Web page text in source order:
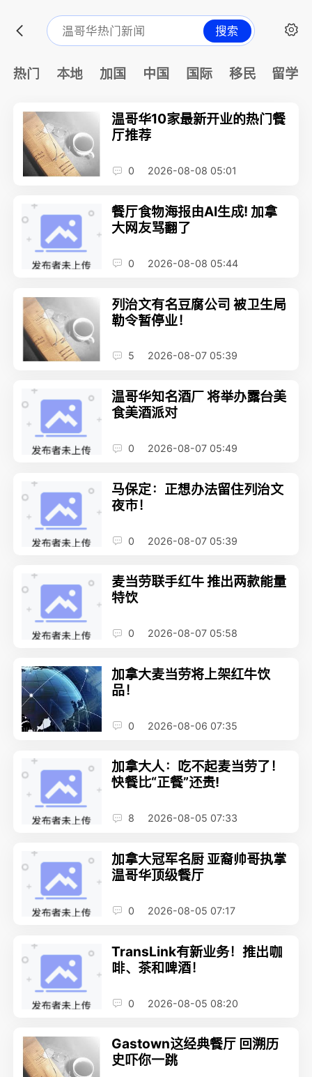
搜索
热门 本地 加国 中国 国际 移民 留学
温哥华10家最新开业的热门餐
厅推荐
0 2026-08-08 05:01
餐厅食物海报由AI生成! 加拿
大网友骂翻了
0 2026-08-08 05:44
列治文有名豆腐公司 被卫生局
勒令暂停业！
5 2026-08-07 05:39
温哥华知名酒厂 将举办露台美
食美酒派对
0 2026-08-07 05:49
马保定：正想办法留住列治文
夜市！
0 2026-08-07 05:39
麦当劳联手红牛 推出两款能量
特饮
0 2026-08-07 05:58
加拿大麦当劳将上架红牛饮
品！
0 2026-08-06 07:35
加拿大人：吃不起麦当劳了！
快餐比“正餐”还贵!
8 2026-08-05 07:33
加拿大冠军名厨 亚裔帅哥执掌
温哥华顶级餐厅
0 2026-08-05 07:17
TransLink有新业务！推出咖
啡、茶和啤酒！
0 2026-08-05 08:20
Gastown这经典餐厅 回溯历
史吓你一跳